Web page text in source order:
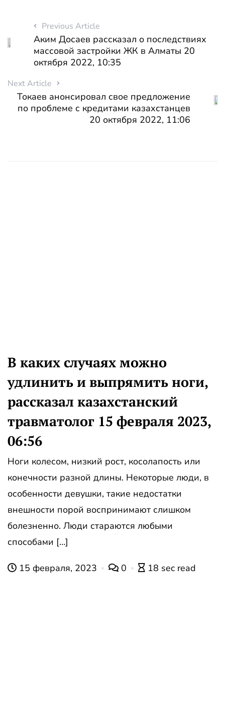
Previous Article
Аким Досаев рассказал о последствиях
массовой застройки ЖК в Алматы 20
октября 2022, 10:35
Next Article
Токаев анонсировал свое предложение
по проблеме с кредитами казахстанцев
20 октября 2022, 11:06
В каких случаях можно
удлинить и выпрямить ноги,
рассказал казахстанский
травматолог 15 февраля 2023,
06:56
Ноги колесом, низкий рост, косолапость или
конечности разной длины. Некоторые люди, в
особенности девушки, такие недостатки
внешности порой воспринимают слишком
болезненно. Люди стараются любыми
способами […]
15 февраля, 2023 0 18 sec read